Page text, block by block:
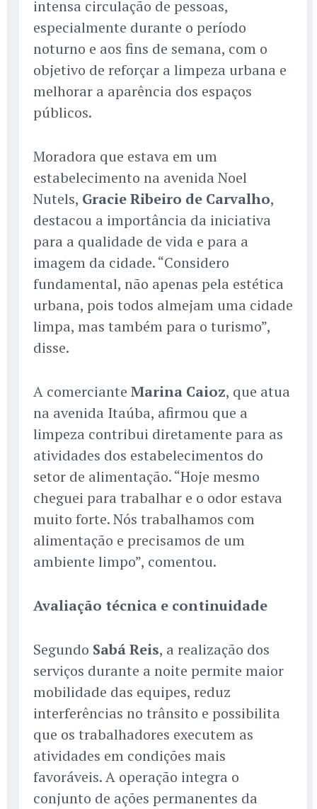
intensa circulação de pessoas,
especialmente durante o período
noturno e aos fins de semana, com o
objetivo de reforçar a limpeza urbana e
melhorar a aparência dos espaços
públicos.
Moradora que estava em um
estabelecimento na avenida Noel
Nutels, Gracie Ribeiro de Carvalho,
destacou a importância da iniciativa
para a qualidade de vida e para a
imagem da cidade. “Considero
fundamental, não apenas pela estética
urbana, pois todos almejam uma cidade
limpa, mas também para o turismo”,
disse.
A comerciante Marina Caioz, que atua
na avenida Itaúba, afirmou que a
limpeza contribui diretamente para as
atividades dos estabelecimentos do
setor de alimentação. “Hoje mesmo
cheguei para trabalhar e o odor estava
muito forte. Nós trabalhamos com
alimentação e precisamos de um
ambiente limpo”, comentou.
Avaliação técnica e continuidade
Segundo Sabá Reis, a realização dos
serviços durante a noite permite maior
mobilidade das equipes, reduz
interferências no trânsito e possibilita
que os trabalhadores executem as
atividades em condições mais
favoráveis. A operação integra o
conjunto de ações permanentes da